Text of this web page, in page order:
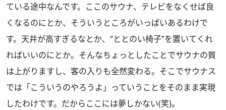
ている途中なんです。ここのサウナ、テレビをなくせば良
くなるのにとか、そういうところがいっぱいあるわけで
す。天井が高すぎるなとか、“ととのい椅子”を置いてくれ
ればいいのにとか。そんなちょっとしたことでサウナの質
は上がりますし、客の入りも全然変わる。そこでサウナス
では「こういうのやろうよ」っていうことをそのまま実現
したわけです。だからここには夢しかない(笑)。